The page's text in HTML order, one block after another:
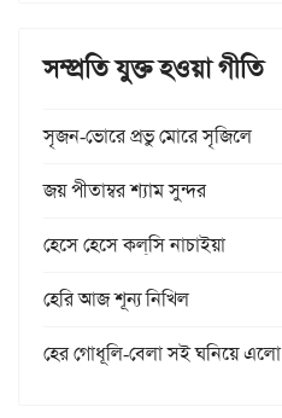
সম্প্রতি যুক্ত হওয়া গীতি
সৃজন-ভোরে প্রভু মোরে সৃজিলে
জয় পীতাম্বর শ্যাম সুন্দর
হেসে হেসে কল্‌সি নাচাইয়া
হেরি আজ শূন্য নিখিল
হের গোধূলি-বেলা সই ঘনিয়ে এলো